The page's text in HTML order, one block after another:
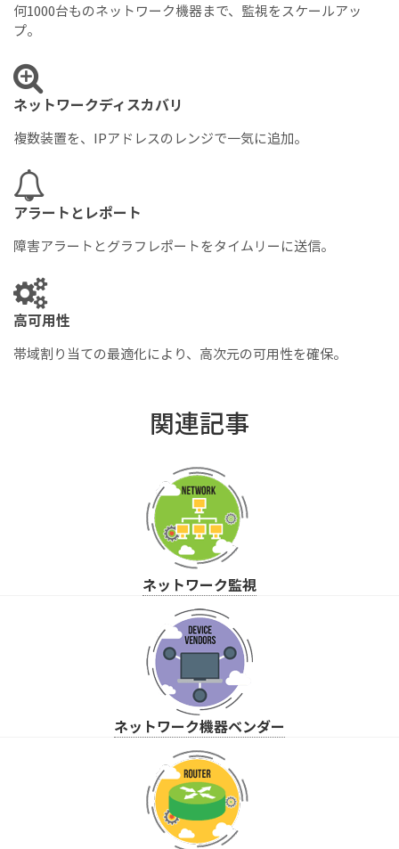
何1000台ものネットワーク機器まで、監視をスケールアッ
プ。
ネットワークディスカバリ
複数装置を、IPアドレスのレンジで一気に追加。
アラートとレポート
障害アラートとグラフレポートをタイムリーに送信。
高可用性
帯域割り当ての最適化により、高次元の可用性を確保。
関連記事
ネットワーク監視
ネットワーク機器ベンダー